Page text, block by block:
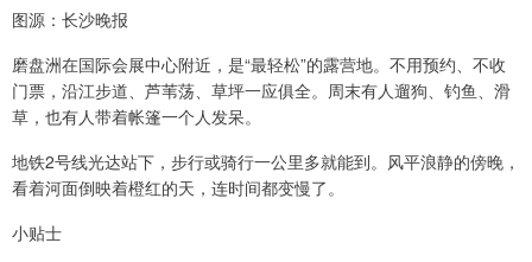
图源：长沙晚报
磨盘洲在国际会展中心附近，是“最轻松”的露营地。不用预约、不收
门票，沿江步道、芦苇荡、草坪一应俱全。周末有人遛狗、钓鱼、滑
草，也有人带着帐篷一个人发呆。
地铁2号线光达站下，步行或骑行一公里多就能到。风平浪静的傍晚，
看着河面倒映着橙红的天，连时间都变慢了。
小贴士